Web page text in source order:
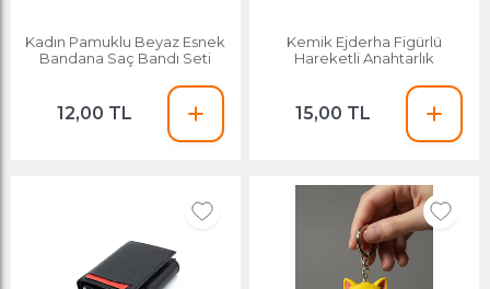
Kadın Pamuklu Beyaz Esnek
Bandana Saç Bandı Seti
12,00 TL
Kemik Ejderha Figürlü
Hareketli Anahtarlık
15,00 TL